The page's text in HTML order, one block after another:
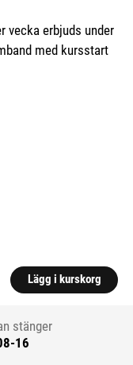
vecka erbjuds under
med kursstart
Lägg i kurskorg
stänger
16